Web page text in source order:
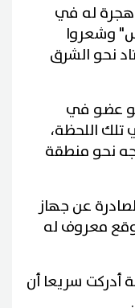
له في
وشعروا
نحو الشرق
عضو في
اللحظة،
نحو منطقة
عن جهاز
معروف له
أدركت سريعا أن